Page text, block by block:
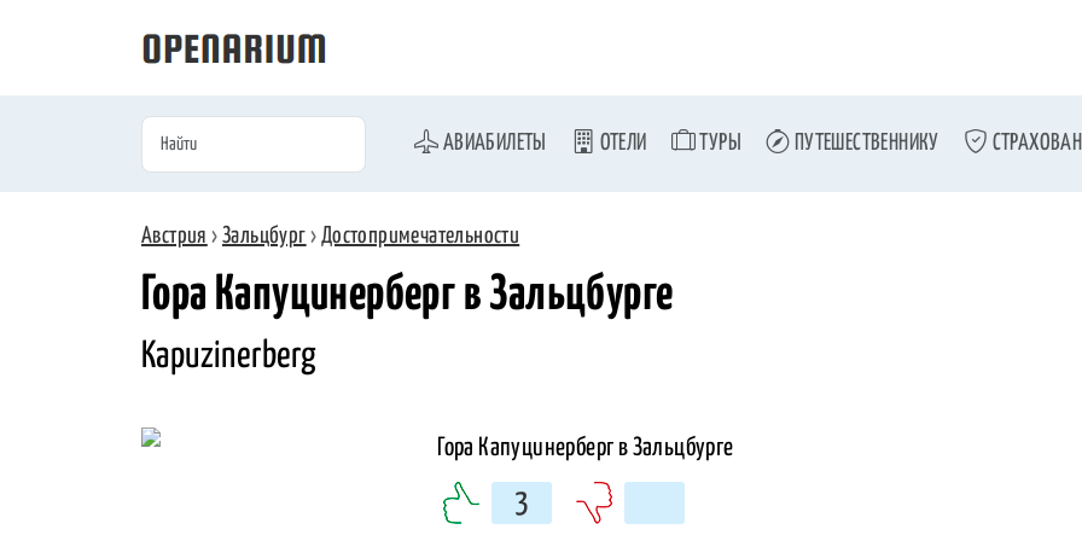
АВИАБИЛЕТЫ ОТЕЛИ ТУРЫ ПУТЕШЕСТВЕННИКУ
Австрия ›Зальцбург › Достопримечательности
Гора Капуцинерберг в Зальцбурге
Kapuzinerberg
3